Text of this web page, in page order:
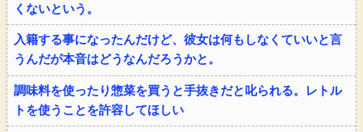
くないという。
入籍する事になったんだけど、彼女は何もしなくていいと言
うんだが本音はどうなんだろうかと。
調味料を使ったり惣菜を買うと手抜きだと叱られる。レトル
トを使うことを許容してほしい